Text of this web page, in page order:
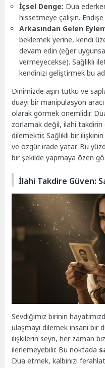
İçsel Denge: Dua
hissetmeye çalışın.
Arkasından Gelen
beklemek yerine, kendi
devam edin (eğer
vermeyecekse). Sağlıklı
kendinizi geliştirmek bu
Dinimizde aşırı tutku ve
duayı bir manipülasyon
olarak görmek önemlidir.
zorlamak değil, ilahi takdirin
dilemektir. Sağlıklı bir
ve özgür irade yatar. Bu
bir şekilde yapmaya özen
İlahi Takdire Güven:
Sevdiğimiz birinin
ulaşmayı dilemek insani bir
ilişkilerin seyri, her zaman
ilerlemeyebilir. Bu noktada
Dua etmek, kalbinizi